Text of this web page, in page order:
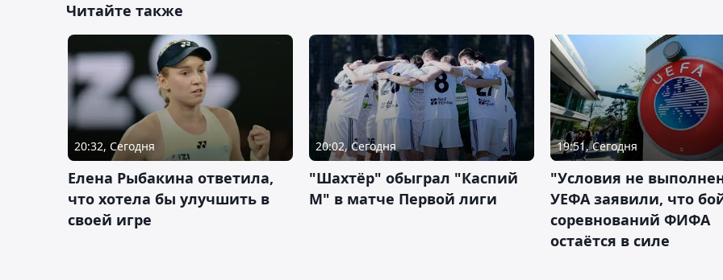
Читайте также
20:32, Сегодня
Елена Рыбакина ответила,
что хотела бы улучшить в
своей игре
20:02, Сегодня
"Шахтёр" обыграл "Каспий
М" в матче Первой лиги
19:51, Сегодня
"Условия не
УЕФА заявили, что
соревнований ФИФА
остаётся в силе